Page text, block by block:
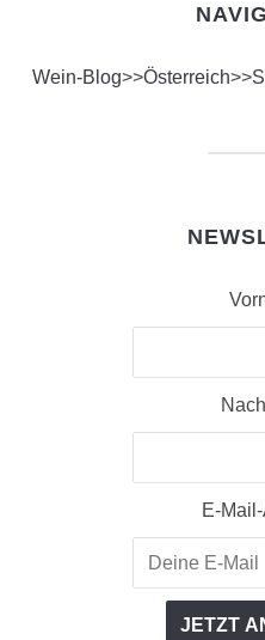
Wein-Blog>>Österreich>>
E-